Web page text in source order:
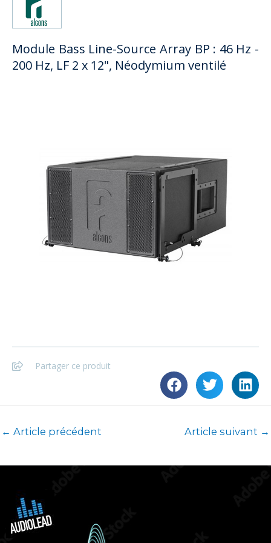
Module Bass Line-Source Array BP : 46 Hz -
200 Hz, LF 2 x 12", Néodymium ventilé
Partager ce produit
← Article précédent Article suivant →